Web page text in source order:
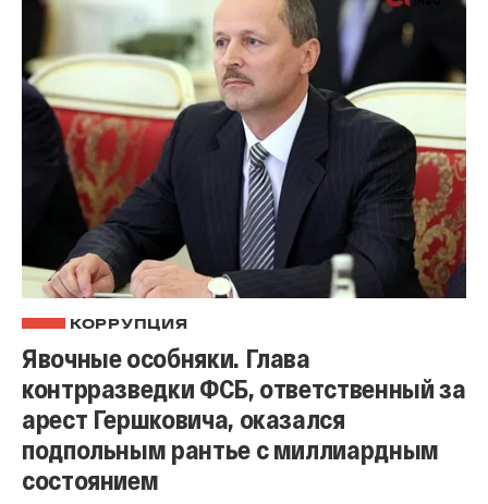
КОРРУПЦИЯ
Явочные особняки. Глава
контрразведки ФСБ, ответственный за
арест Гершковича, оказался
подпольным рантье с миллиардным
состоянием